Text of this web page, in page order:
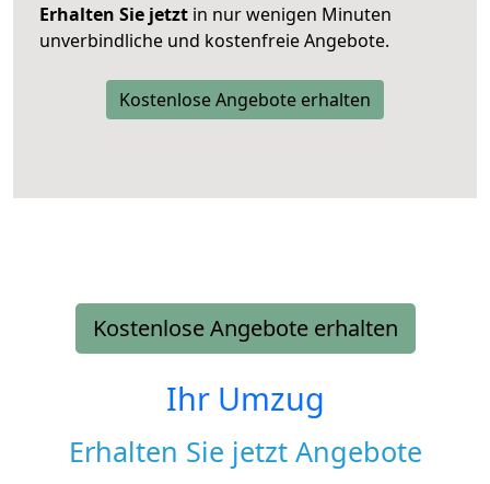
Erhalten Sie jetzt in nur wenigen Minuten
unverbindliche und kostenfreie Angebote.
Kostenlose Angebote erhalten
Kostenlose Angebote erhalten
Ihr Umzug
Erhalten Sie jetzt Angebote